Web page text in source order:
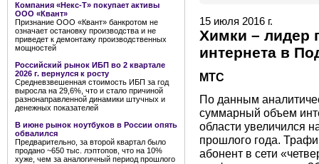
Компания «Некс-Т» покупает активы
ООО «Квант»
Признание ООО «Квант» банкротом не
означает остановку производства и не
приведет к демонтажу производственных
мощностей
Российский рынок ИБП во 2 квартале
2026 г. вернулся к росту
Средневзвешенная стоимость ИБП за год
выросла на 29,6%, что и стало причиной
разнонаправленной динамики штучных и
денежных показателей
В июне рынок ноутбуков в России опять
обвалился
Предварительно, за второй квартал было
продано ~650 тыс. лэптопов, что на 10%
хуже, чем за аналогичный период прошлого
15 июля 2016 г.
Химки – лидер
интернета в
МТС
По данным
суммарный объем
области увеличился
прошлого года.
абонент в сети